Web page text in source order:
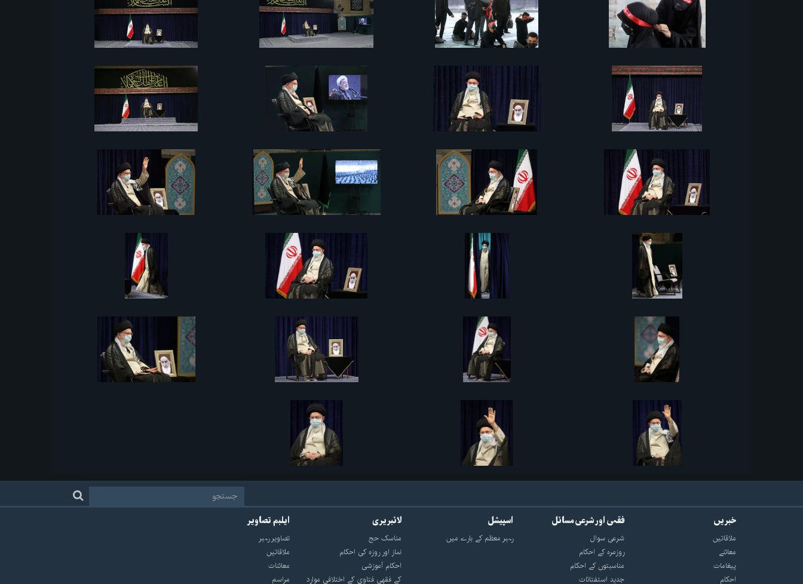
خبریں
ملاقاتیں
معائنے
پیغامات
احکام
فقہی اور شرعی مسائل
شرعی سوال
روزمرہ کے احکام
مناسبتوں کے احکام
جدید استفتائات
اسپیشل
رہبر معظم کے بارے میں
لائبریری
مناسک حج
نماز اور روزه کی احکام
احکام آموزشی
کے فقهی فتاوی کے اختلافی موارد
ایلبم تصاویر
تصاویر رہبر
ملاقاتیں
معائنات
مراسم